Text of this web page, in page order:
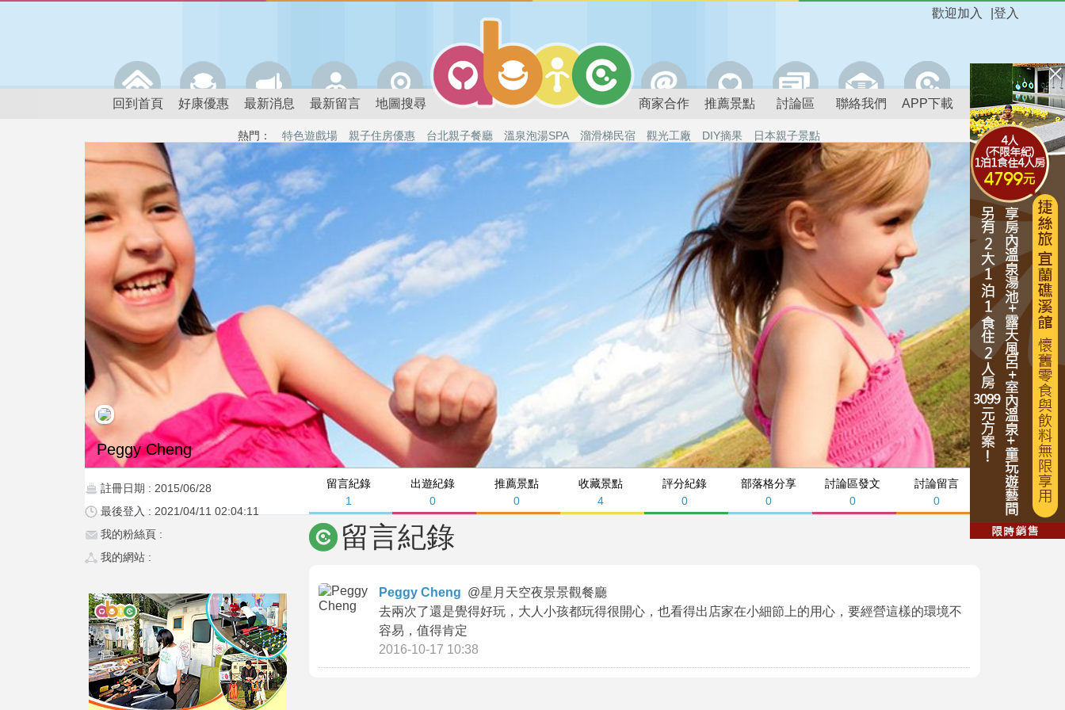
登入
歡迎加入
回到首頁 好康優惠 最新消息 最新留言 地圖搜尋 商家合作 推薦景點 討論區 聯絡我們 APP下載
熱門： 特色遊戲場 親子住房優惠 台北親子餐廳 溫泉泡湯SPA 溜滑梯民宿 觀光工廠 DIY摘果 日本親子景點
留言紀錄
1
出遊紀錄
0
推薦景點
0
收藏景點
4
評分紀錄
0
部落格分享
0
討論區發文
0
討論留言
0
Peggy Cheng
註冊日期 : 2015/06/28
最後登入 : 2021/04/11 02:04:11
我的粉絲頁 :
我的網站 :
留言紀錄
Peggy Cheng @星月天空夜景景觀餐廳
去兩次了還是覺得好玩，大人小孩都玩得很開心，也看得出店家在小細節上的用心，要經營這樣的環境不
容易，值得肯定
2016-10-17 10:38